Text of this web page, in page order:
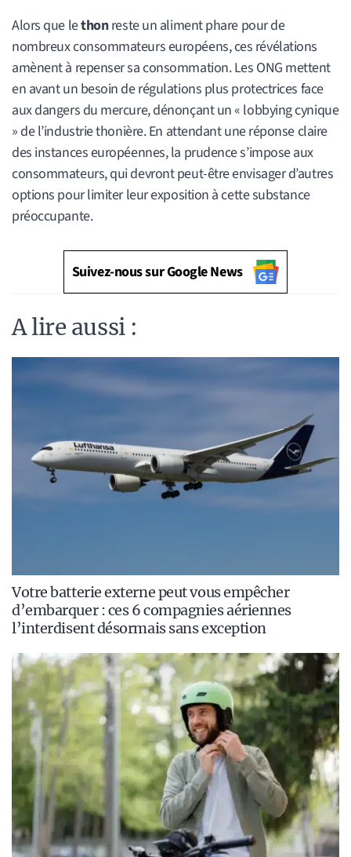
Alors que lethonreste un aliment phare pour de
nombreux consommateurs européens, ces révélations
amènent à repenser sa consommation. Les ONG mettent
en avant un besoin de régulations plus protectrices face
aux dangers du mercure, dénonçant un « lobbying cynique
» de l’industrie thonière. En attendant une réponse claire
des instances européennes, la prudence s’impose aux
consommateurs, qui devront peut-être envisager d’autres
options pour limiter leur exposition à cette substance
préoccupante.
Suivez-nous sur Google News
A lire aussi :
Votre batterie externe peut vous empêcher
d’embarquer : ces 6 compagnies aériennes
l’interdisent désormais sans exception